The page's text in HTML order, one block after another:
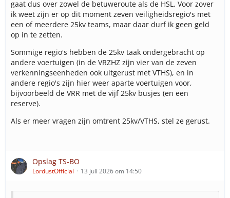
gaat dus over zowel de betuweroute als de HSL. Voor zover
ik weet zijn er op dit moment zeven veiligheidsregio's met
een of meerdere 25kv teams, maar daar durf ik geen geld
op in te zetten.
Sommige regio's hebben de 25kv taak ondergebracht op
andere voertuigen (in de VRZHZ zijn vier van de zeven
verkenningseenheden ook uitgerust met VTHS), en in
andere regio's zijn hier weer aparte voertuigen voor,
bijvoorbeeld de VRR met de vijf 25kv busjes (en een
reserve).
Als er meer vragen zijn omtrent 25kv/VTHS, stel ze gerust.
Opslag TS-BO
LordustOfficial 13 juli 2026 om 14:50